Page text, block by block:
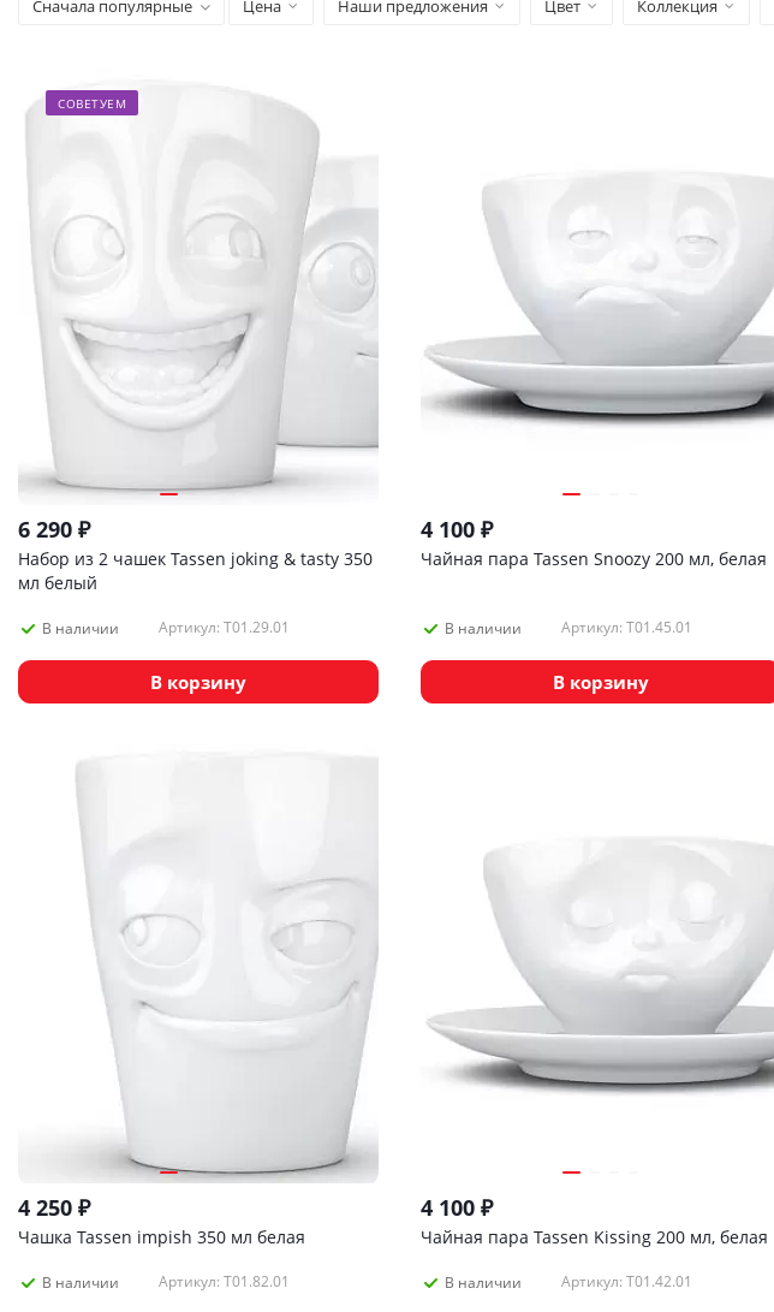
Сначала популярные Цена Наши предложения Цвет Коллекция
СОВЕТУЕМ
6 290 ₽
Набор из 2 чашек Tassen joking & tasty 350
мл белый
В наличии Артикул: T01.29.01
В корзину
4 100₽
Чайная пара Tassen Snoozy 200 мл, белая
В наличии Артикул: T01.45.01
В корзину
4 250 ₽
Чашка Tassen impish 350 мл белая
В наличии Артикул: T01.82.01
4 100₽
Чайная пара Tassen Kissing 200 мл, белая
В наличии Артикул: T01.42.01